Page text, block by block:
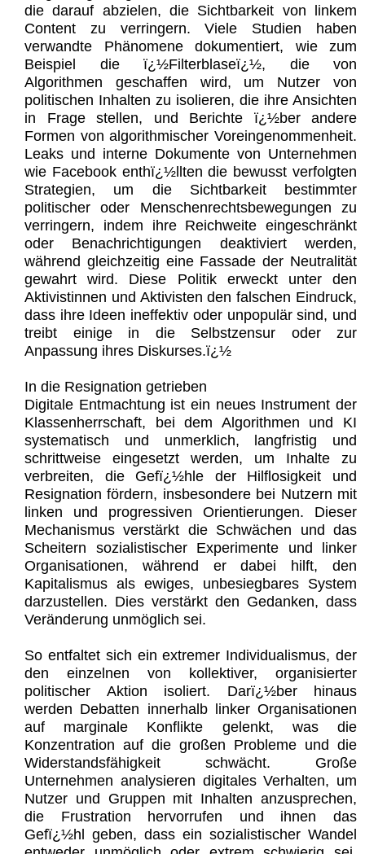
die darauf abzielen, die Sichtbarkeit von linkem
Content zu verringern. Viele Studien haben
verwandte Phänomene dokumentiert, wie zum
Beispiel die ï¿½Filterblaseï¿½, die von
Algorithmen geschaffen wird, um Nutzer von
politischen Inhalten zu isolieren, die ihre Ansichten
in Frage stellen, und Berichte ï¿½ber andere
Formen von algorithmischer Voreingenommenheit.
Leaks und interne Dokumente von Unternehmen
wie Facebook enthï¿½llten die bewusst verfolgten
Strategien, um die Sichtbarkeit bestimmter
politischer oder Menschenrechtsbewegungen zu
verringern, indem ihre Reichweite eingeschränkt
oder Benachrichtigungen deaktiviert werden,
während gleichzeitig eine Fassade der Neutralität
gewahrt wird. Diese Politik erweckt unter den
Aktivistinnen und Aktivisten den falschen Eindruck,
dass ihre Ideen ineffektiv oder unpopulär sind, und
treibt einige in die Selbstzensur oder zur
Anpassung ihres Diskurses.ï¿½
In die Resignation getrieben
Digitale Entmachtung ist ein neues Instrument der
Klassenherrschaft, bei dem Algorithmen und KI
systematisch und unmerklich, langfristig und
schrittweise eingesetzt werden, um Inhalte zu
verbreiten, die Gefï¿½hle der Hilflosigkeit und
Resignation fördern, insbesondere bei Nutzern mit
linken und progressiven Orientierungen. Dieser
Mechanismus verstärkt die Schwächen und das
Scheitern sozialistischer Experimente und linker
Organisationen, während er dabei hilft, den
Kapitalismus als ewiges, unbesiegbares System
darzustellen. Dies verstärkt den Gedanken, dass
Veränderung unmöglich sei.
So entfaltet sich ein extremer Individualismus, der
den einzelnen von kollektiver, organisierter
politischer Aktion isoliert. Darï¿½ber hinaus
werden Debatten innerhalb linker Organisationen
auf marginale Konflikte gelenkt, was die
Konzentration auf die großen Probleme und die
Widerstandsfähigkeit schwächt. Große
Unternehmen analysieren digitales Verhalten, um
Nutzer und Gruppen mit Inhalten anzusprechen,
die Frustration hervorrufen und ihnen das
Gefï¿½hl geben, dass ein sozialistischer Wandel